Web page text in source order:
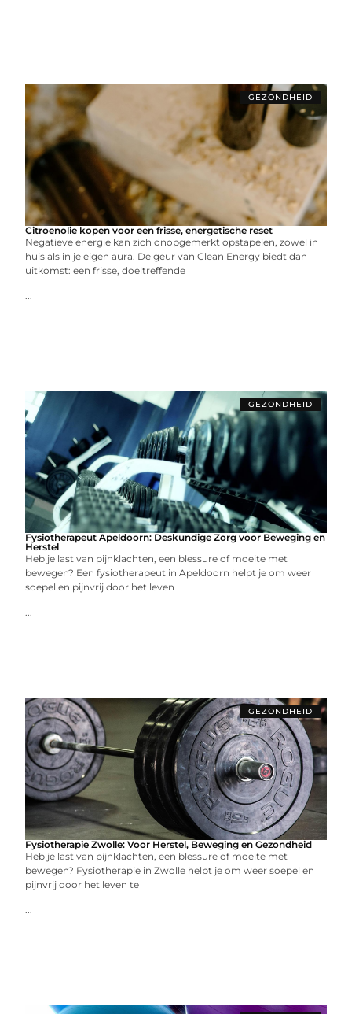
GEZONDHEID
Citroenolie kopen voor een frisse, energetische reset
Negatieve energie kan zich onopgemerkt opstapelen, zowel in
huis als in je eigen aura. De geur van Clean Energy biedt dan
uitkomst: een frisse, doeltreffende
...
GEZONDHEID
Fysiotherapeut Apeldoorn: Deskundige Zorg voor Beweging en
Herstel
Heb je last van pijnklachten, een blessure of moeite met
bewegen? Een fysiotherapeut in Apeldoorn helpt je om weer
soepel en pijnvrij door het leven
...
GEZONDHEID
Fysiotherapie Zwolle: Voor Herstel, Beweging en Gezondheid
Heb je last van pijnklachten, een blessure of moeite met
bewegen? Fysiotherapie in Zwolle helpt je om weer soepel en
pijnvrij door het leven te
...